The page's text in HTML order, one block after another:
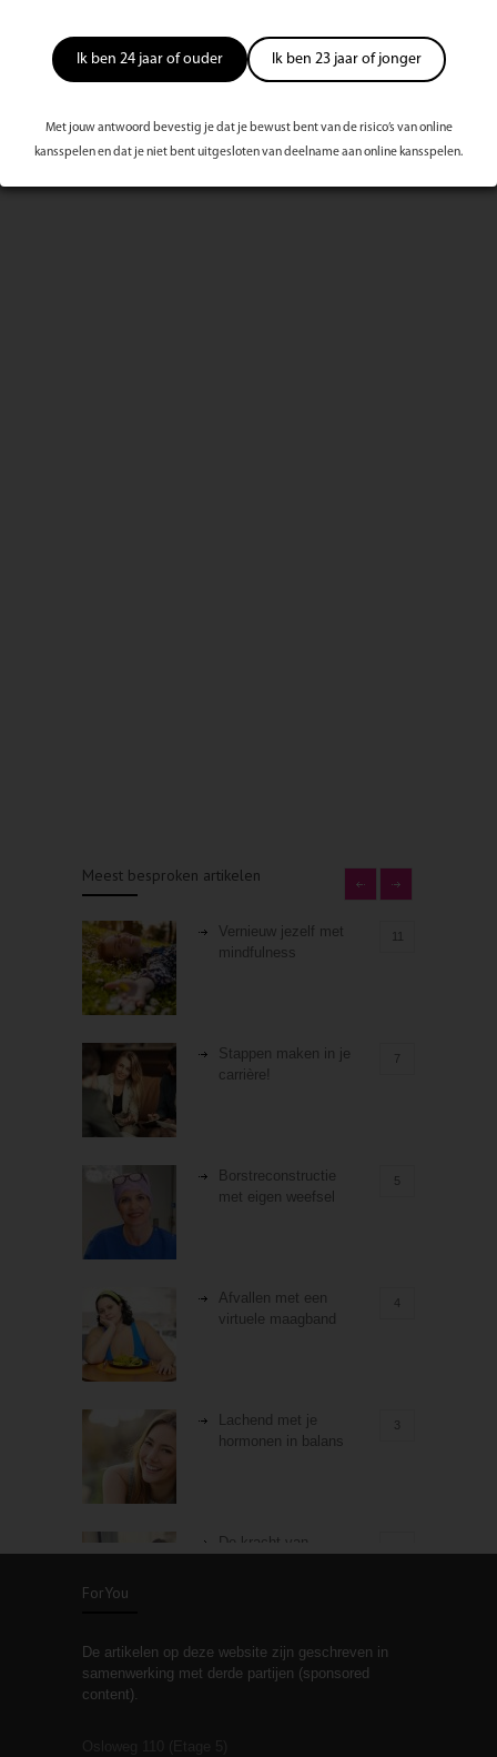
Ik ben 24 jaar of ouder Ik ben 23 jaar of jonger
Met jouw antwoord bevestig je dat je bewust bent van de risico’s van online
kansspelen en dat je niet bent uitgesloten van deelname aan online kansspelen.
Meest bekeken dit kwartaal
Meest besproken artikelen
Vernieuw jezelf met
mindfulness
Stappen maken in je
carrière!
7
Borstreconstructie
met eigen weefsel
5
Afvallen met een
virtuele maagband
4
Lachend met je
hormonen in balans
3
De kracht van
Stiefouderschap en
relaties
ForYou
De artikelen op deze website zijn geschreven in
samenwerking met derde partijen (sponsored
content).